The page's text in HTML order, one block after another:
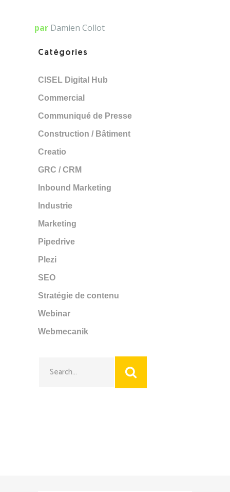
par Damien Collot
Catégories
CISEL Digital Hub
Commercial
Communiqué de Presse
Construction / Bâtiment
Creatio
GRC / CRM
Inbound Marketing
Industrie
Marketing
Pipedrive
Plezi
SEO
Stratégie de contenu
Webinar
Webmecanik